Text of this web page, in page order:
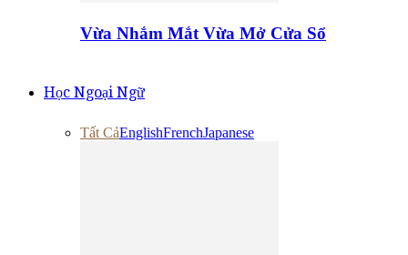
Vừa Nhắm Mắt Vừa Mở Cửa Sổ
Học Ngoại Ngữ
Tất CảEnglishFrenchJapanese